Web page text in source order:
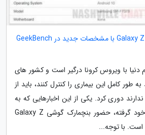
بنچمارک گوشی Galaxy Z Flip 5G با مشخصات جدید در GeekBench
دنیا با ویروس کرونا درگیر است و کشور های
طور کامل این بیماری را کنترل کنند، باید از
دوری کرد. یکی از این اخبارهایی که به
تازگی رنگ حقیقت به خود گرفته، حضور بنچمارک گوشی Galaxy Z